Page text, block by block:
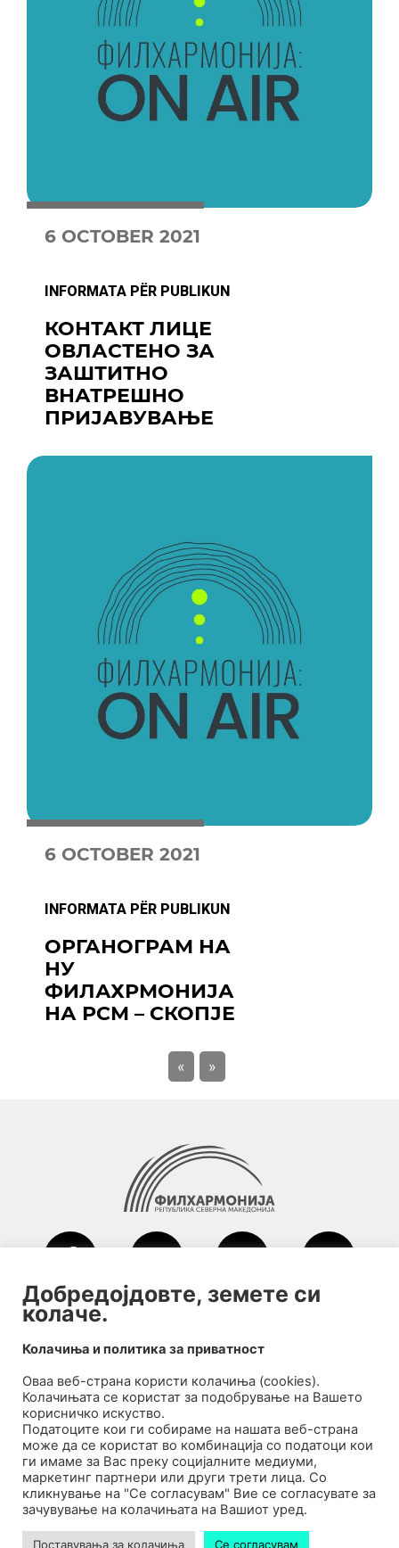
6 OCTOBER 2021
INFORMATA PËR PUBLIKUN
КОНТАКТ ЛИЦЕ
ОВЛАСТЕНО ЗА
ЗАШТИТНО
ВНАТРЕШНО
ПРИЈАВУВАЊЕ
6 OCTOBER 2021
INFORMATA PËR PUBLIKUN
ОРГАНОГРАМ НА
НУ
ФИЛАХРМОНИЈА
НА РСМ – СКОПЈЕ
« »
Filharmonija
Добредојдовте, земете си
колаче.
Колачиња и политика за приватност
Оваа веб-странa користи колачиња (cookies).
Колачињата се користат за подобрување на Вашето
корисничко искуство.
Податоците кои ги собираме на нашата веб-страна
може да се користат во комбинација со податоци кои
ги имаме за Вас преку социјалните медиуми,
маркетинг партнери или други трети лица. Со
кликнување на "Се согласувам" Вие се согласувате за
зачувување на колачињата на Вашиот уред.
Поставувања за колачиња Се согласувам